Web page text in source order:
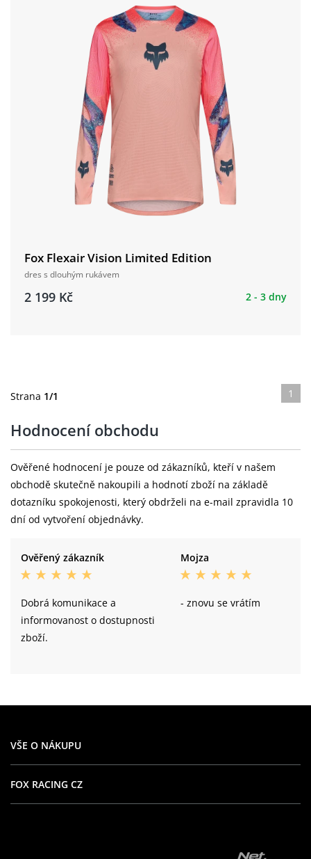
Fox Flexair Vision Limited Edition
dres s dlouhým rukávem
2 199 Kč 2 - 3 dny
Strana 1/1 1
Hodnocení obchodu
Ověřené hodnocení je pouze od zákazníků, kteří v našem
obchodě skutečně nakoupili a hodnotí zboží na základě
dotazníku spokojenosti, který obdrželi na e-mail zpravidla 10
dní od vytvoření objednávky.
Ověřený zákazník
Dobrá komunikace a
informovanost o dostupnosti
zboží.
Mojza
- znovu se vrátím
VŠE O NÁKUPU
FOX RACING CZ